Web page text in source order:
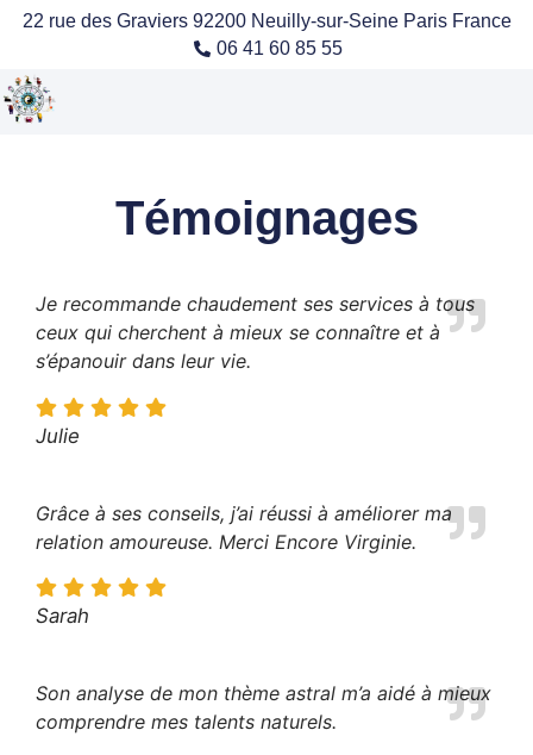
22 rue des Graviers 92200 Neuilly-sur-Seine Paris France
06 41 60 85 55
Témoignages
Je recommande chaudement ses services à tous
ceux qui cherchent à mieux se connaître et à
s’épanouir dans leur vie.
Julie
Grâce à ses conseils, j’ai réussi à améliorer ma
relation amoureuse. Merci Encore Virginie.
Sarah
Son analyse de mon thème astral m’a aidé à mieux
comprendre mes talents naturels.